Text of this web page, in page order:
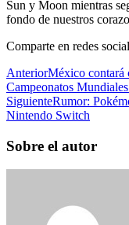
Sun y Moon mientras
fondo de nuestros
Comparte en redes
AnteriorMéxico contará
Campeonatos
SiguienteRumor:
Nintendo Switch
Sobre el autor